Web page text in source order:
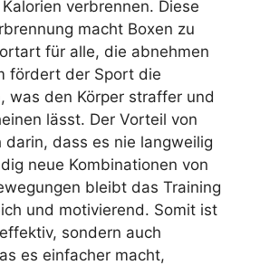
verbrennen. Diese
macht Boxen zu
für alle, die abnehmen
fördert der Sport die
was den Körper straffer und
lässt. Der Vorteil von
darin, dass es nie langweilig
neue Kombinationen von
bleibt das Training
und motivierend. Somit ist
sondern auch
es einfacher macht,